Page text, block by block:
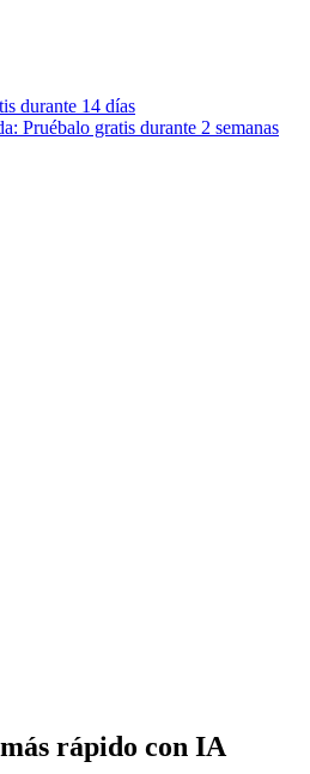
durante 14 días
Pruébalo gratis durante 2 semanas
rápido con IA